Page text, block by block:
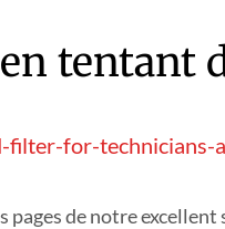
tentant
for-technicians-
de notre excellent